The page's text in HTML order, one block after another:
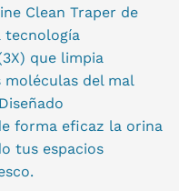
Clean Traper de
tecnología
que limpia
del mal
forma eficaz la orina
tus espacios